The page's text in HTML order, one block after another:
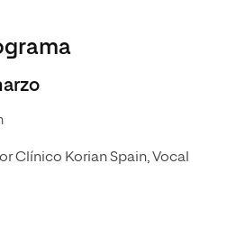
Clínico Korian Spain, Vocal